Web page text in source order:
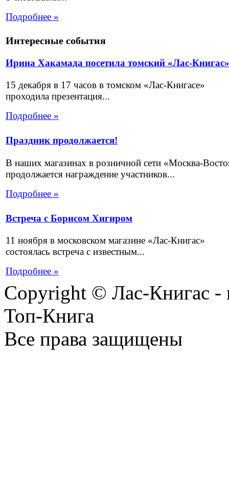
Подробнее »
Интересные события
Ирина Хакамада посетила томский «Лас-Книгас»
15 декабря в 17 часов в томском «Лас-Книгасе»
проходила презентация...
Подробнее »
Праздник продолжается!
В наших магазинах в розничной сети «Москва-
продолжается награждение участников...
Подробнее »
Встреча с Борисом Хигиром
11 ноября в московском магазине «Лас-Книгас»
состоялась встреча с известным...
Подробнее »
Copyright © Лас-Книгас
Топ-Книга
Все права защищены